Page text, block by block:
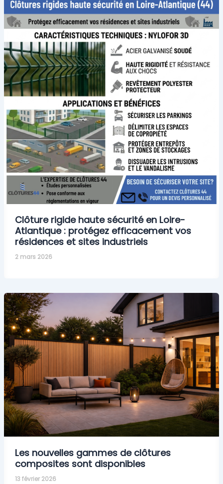
Clôture rigide haute sécurité en Loire-
Atlantique : protégez efficacement vos
résidences et sites industriels
2 mars 2026
Les nouvelles gammes de clôtures
composites sont disponibles
13 février 2026